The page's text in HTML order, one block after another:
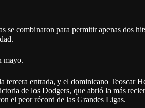
se combinaron para permitir apenas dos
mayo.
entrada, y el dominicano Teoscar
de los Dodgers, que abrió la más
el peor récord de las Grandes Ligas.